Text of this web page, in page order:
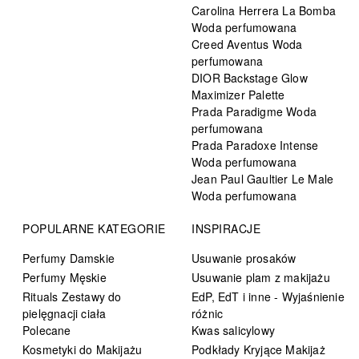
Carolina Herrera La Bomba
Woda perfumowana
Creed Aventus Woda
perfumowana
DIOR Backstage Glow
Maximizer Palette
Prada Paradigme Woda
perfumowana
Prada Paradoxe Intense
Woda perfumowana
Jean Paul Gaultier Le Male
Woda perfumowana
POPULARNE KATEGORIE
Perfumy Damskie
Perfumy Męskie
Rituals Zestawy do
pielęgnacji ciała
Polecane
Kosmetyki do Makijażu
INSPIRACJE
Usuwanie prosaków
Usuwanie plam z makijażu
EdP, EdT i inne - Wyjaśnienie
różnic
Kwas salicylowy
Podkłady Kryjące Makijaż